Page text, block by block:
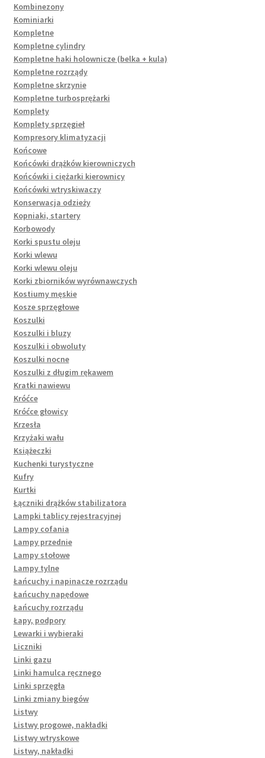
Kombinezony
Kominiarki
Kompletne
Kompletne cylindry
Kompletne haki holownicze (belka + kula)
Kompletne rozrządy
Kompletne skrzynie
Kompletne turbosprężarki
Komplety
Komplety sprzęgieł
Kompresory klimatyzacji
Końcowe
Końcówki drążków kierowniczych
Końcówki i ciężarki kierownicy
Końcówki wtryskiwaczy
Konserwacja odzieży
Kopniaki, startery
Korbowody
Korki spustu oleju
Korki wlewu
Korki wlewu oleju
Korki zbiorników wyrównawczych
Kostiumy męskie
Kosze sprzęgłowe
Koszulki
Koszulki i bluzy
Koszulki i obwoluty
Koszulki nocne
Koszulki z długim rękawem
Kratki nawiewu
Króćce
Króćce głowicy
Krzesła
Krzyżaki wału
Książeczki
Kuchenki turystyczne
Kufry
Kurtki
Łączniki drążków stabilizatora
Lampki tablicy rejestracyjnej
Lampy cofania
Lampy przednie
Lampy stołowe
Lampy tylne
Łańcuchy i napinacze rozrządu
Łańcuchy napędowe
Łańcuchy rozrządu
Łapy, podpory
Lewarki i wybieraki
Liczniki
Linki gazu
Linki hamulca ręcznego
Linki sprzęgła
Linki zmiany biegów
Listwy
Listwy progowe, nakładki
Listwy wtryskowe
Listwy, nakładki